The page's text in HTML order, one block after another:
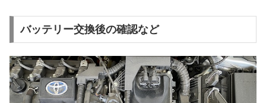
バッテリー交換後の確認など